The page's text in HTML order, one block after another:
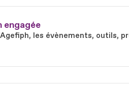
engagée
les évènements, outils,